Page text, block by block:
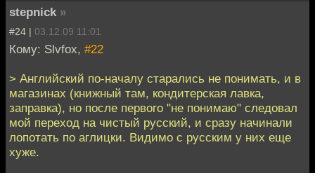
stepnick »
#24 | 03.12.09 11:01
Кому: Slvfox, #22
> Английский по-началу старались не понимать, и в
магазинах (книжный там, кондитерская лавка,
заправка), но после первого "не понимаю" следовал
мой переход на чистый русский, и сразу начинали
лопотать по аглицки. Видимо с русским у них еще
хуже.